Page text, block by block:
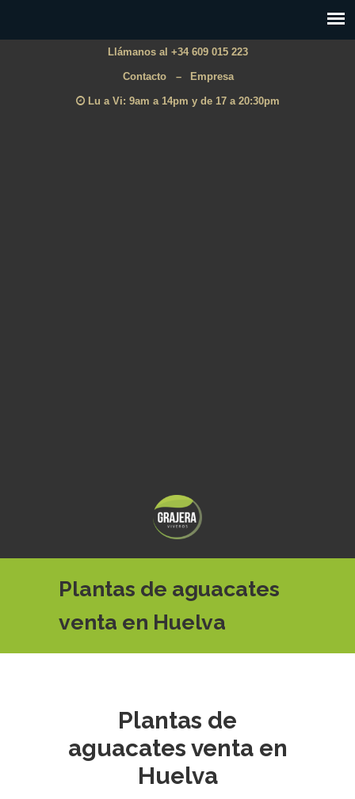
Llámanos al +34 609 015 223
Contacto – Empresa
Lu a Vi: 9am a 14pm y de 17 a 20:30pm
Plantas de aguacates
venta en Huelva
Plantas de
aguacates venta en
Huelva